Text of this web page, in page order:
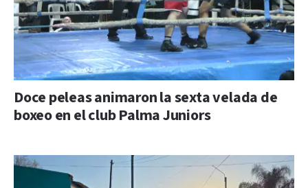
Doce peleas animaron la sexta velada de
boxeo en el club Palma Juniors